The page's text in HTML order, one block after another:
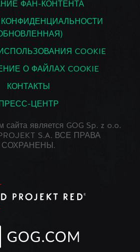
ФАН-КОНТЕНТА
COOKIE
О ФАЙЛАХ COOKIE
КОНТАКТЫ
ЦЕНТР
сайта является GOG Sp. z o.o.
S.A. ВСЕ ПРАВА
СОХРАНЕНЫ.